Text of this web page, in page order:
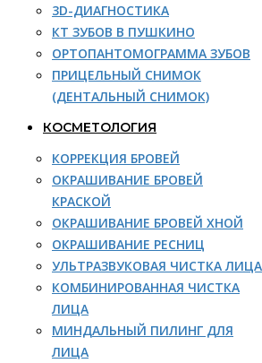
3D-ДИАГНОСТИКА
КТ ЗУБОВ В ПУШКИНО
ОРТОПАНТОМОГРАММА ЗУБОВ
ПРИЦЕЛЬНЫЙ СНИМОК
(ДЕНТАЛЬНЫЙ СНИМОК)
КОСМЕТОЛОГИЯ
КОРРЕКЦИЯ БРОВЕЙ
ОКРАШИВАНИЕ БРОВЕЙ
КРАСКОЙ
ОКРАШИВАНИЕ БРОВЕЙ ХНОЙ
ОКРАШИВАНИЕ РЕСНИЦ
УЛЬТРАЗВУКОВАЯ ЧИСТКА ЛИЦА
КОМБИНИРОВАННАЯ ЧИСТКА
ЛИЦА
МИНДАЛЬНЫЙ ПИЛИНГ ДЛЯ
ЛИЦА